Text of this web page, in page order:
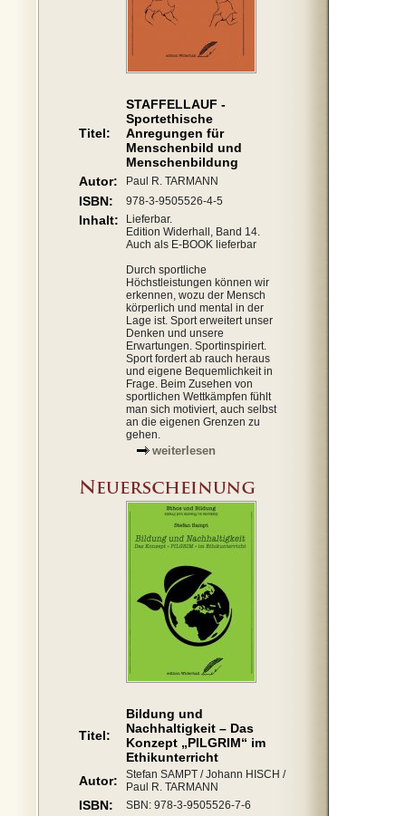
Titel:
STAFFELLAUF -
Sportethische
Anregungen für
Menschenbild und
Menschenbildung
Autor:
Paul R. TARMANN
ISBN: 978-3-9505526-4-5
Inhalt:
Lieferbar.
Edition Widerhall, Band 14.
Auch als E-BOOK lieferbar
Durch sportliche
Höchstleistungen können wir
erkennen, wozu der Mensch
körperlich und mental in der
Lage ist. Sport erweitert unser
Denken und unsere
Erwartungen. Sportinspiriert.
Sport fordert ab rauch heraus
und eigene Bequemlichkeit in
Frage. Beim Zusehen von
sportlichen Wettkämpfen fühlt
man sich motiviert, auch selbst
an die eigenen Grenzen zu
gehen.
weiterlesen
Titel:
Bildung und
Nachhaltigkeit – Das
Konzept „PILGRIM“ im
Ethikunterricht
Autor:
Stefan SAMPT / Johann HISCH /
Paul R. TARMANN
ISBN: SBN: 978-3-9505526-7-6